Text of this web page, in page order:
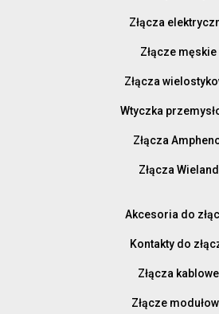
Złącza
Złącze męskie
Złącza
Wtyczka
Złącza
Złącza Wieland
Akcesoria do
Kontakty do
Złącza kablowe
Złącze